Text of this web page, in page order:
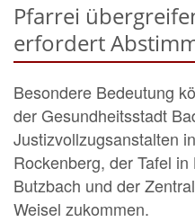
Pfarrei
erfordert
Besondere Bedeutung
der Gesundheitsstadt
Justizvollzugsanstalten
Rockenberg, der Tafel
Butzbach und der
Weisel zukommen.